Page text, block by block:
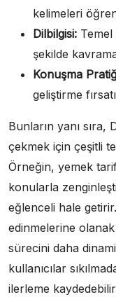
kelimeleri
Dilbilgisi: Temel
şekilde
Konuşma
geliştirme
Bunların yanı sıra,
çekmek için çeşitli
Örneğin, yemek
konularla
eğlenceli hale
edinmelerine
sürecini daha
kullanıcılar
ilerleme